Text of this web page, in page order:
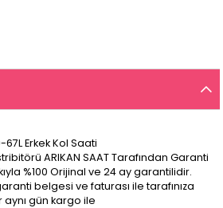
Erkek Kol Saati
ARIKAN SAAT Tarafından Garanti
%100 Orijinal ve 24 ay garantilidir.
belgesi ve faturası ile tarafınıza
gün kargo ile